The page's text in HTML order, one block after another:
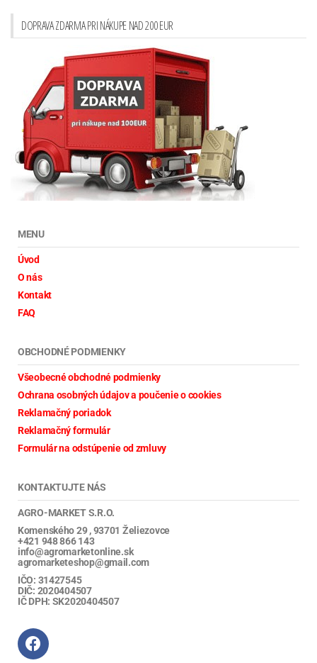
DOPRAVA ZDARMA PRI NÁKUPE NAD 200 EUR
MENU
Úvod
O nás
Kontakt
FAQ
OBCHODNÉ PODMIENKY
Všeobecné obchodné podmienky
Ochrana osobných údajov a poučenie o cookies
Reklamačný poriadok
Reklamačný formulár
Formulár na odstúpenie od zmluvy
KONTAKTUJTE NÁS
AGRO-MARKET S.R.O.
Komenského 29 , 93701 Želiezovce
+421 948 866 143
info@agromarketonline.sk
agromarketeshop@gmail.com
IČO: 31427545
DIČ: 2020404507
IČ DPH: SK2020404507